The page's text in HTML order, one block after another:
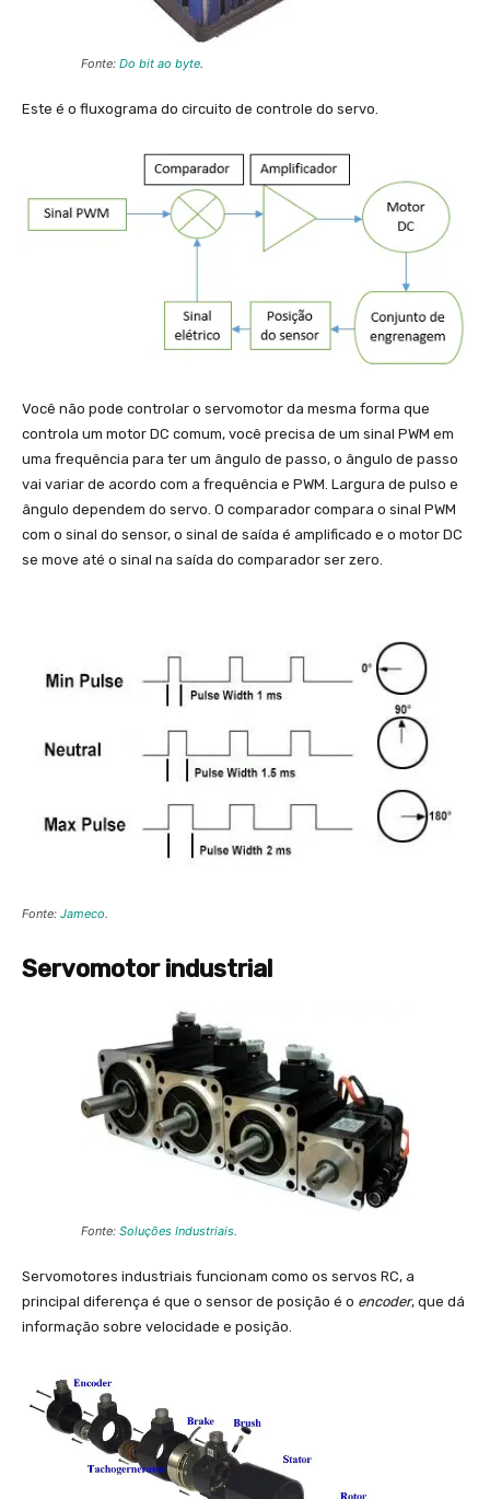
Fonte: Do bit ao byte.
Este é o fluxograma do circuito de controle do servo.
Você não pode controlar o servomotor da mesma forma que
controla um motor DC comum, você precisa de um sinal PWM em
uma frequência para ter um ângulo de passo, o ângulo de passo
vai variar de acordo com a frequência e PWM. Largura de pulso e
ângulo dependem do servo. O comparador compara o sinal PWM
com o sinal do sensor, o sinal de saída é amplificado e o motor DC
se move até o sinal na saída do comparador ser zero.
Fonte: Jameco.
Servomotor industrial
Fonte: Soluções Industriais.
Servomotores industriais funcionam como os servos RC, a
principal diferença é que o sensor de posição é o encoder, que dá
informação sobre velocidade e posição.